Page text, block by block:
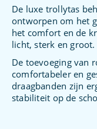
De luxe trollytas
ontworpen om het
het comfort en de
licht, sterk en groot.
De toevoeging van
comfortabeler en
draagbanden zijn
stabiliteit op de